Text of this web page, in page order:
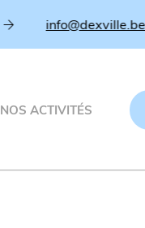
info@dexville.be
NOS ACTIVITÉS